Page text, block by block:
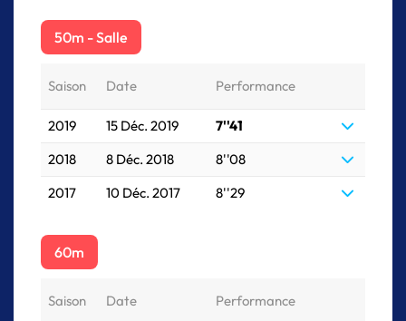
50m - Salle
Saison Date Performance
2019 15 Déc. 2019
7''41
2018
8 Déc. 2018
8''08
2017
10 Déc. 2017 8''29
60m
Saison Date Performance